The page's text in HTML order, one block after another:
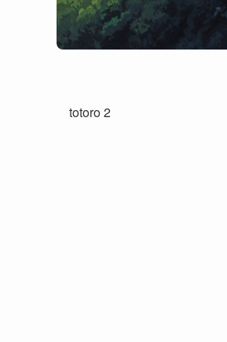
totoro 2